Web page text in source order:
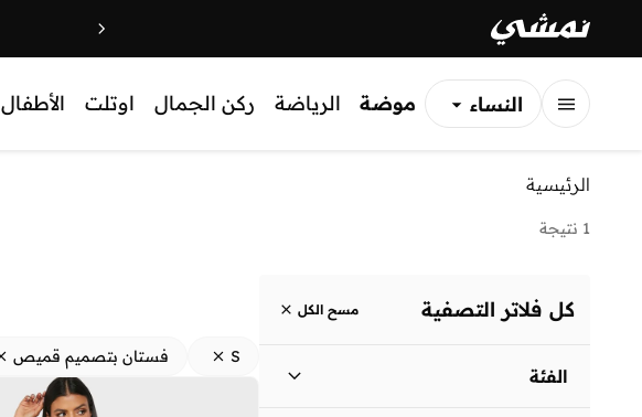
النساء
موضة الرياضة ركن الجمال اوتلت الأطفال
الرئيسية
1 نتيجة
كل فلاتر التصفية مسح الكل
الفئة
S فستان بتصميم قميص